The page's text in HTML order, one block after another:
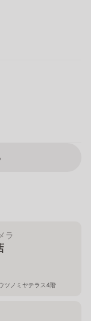
ラ
ツノミヤテラス4階